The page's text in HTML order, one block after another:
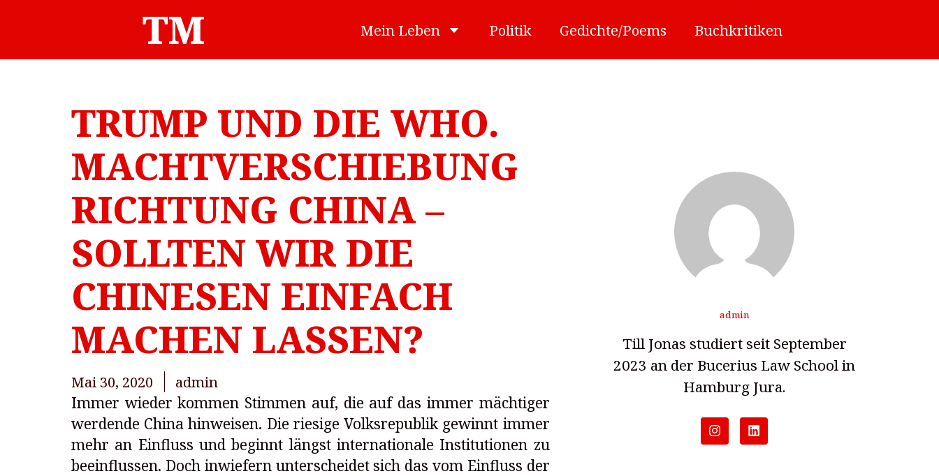
springen
TM Mein Leben Politik Gedichte/Poems Buchkritiken
TRUMP UND DIE WHO.
MACHTVERSCHIEBUNG
RICHTUNG CHINA –
SOLLTEN WIR DIE
CHINESEN EINFACH
MACHEN LASSEN?
Mai 30, 2020
admin
Immer wieder kommen Stimmen auf, die auf das immer mächtiger
werdende China hinweisen. Die riesige Volksrepublik gewinnt immer
mehr an Einfluss und beginnt längst internationale Institutionen zu
beeinflussen. Doch inwiefern unterscheidet sich das vom Einfluss der
admin
Till Jonas studiert seit September
2023 an der Bucerius Law School in
Hamburg Jura.
I
n
s
L
i
n